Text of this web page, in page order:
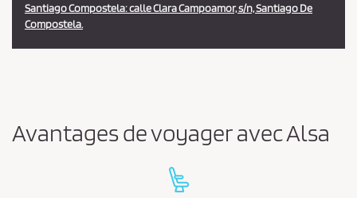
Santiago Compostela: calle Clara Campoamor, s/n, Santiago De
Compostela.
Avantages de voyager avec Alsa